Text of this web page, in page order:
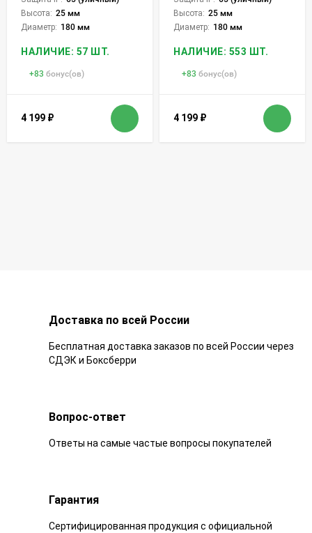
Высота: 25 мм
Диаметр: 180 мм
НАЛИЧИЕ: 57 ШТ.
+83 бонус(ов)
4 199 ₽
Высота: 25 мм
Диаметр: 180 мм
НАЛИЧИЕ: 553 ШТ.
+83 бонус(ов)
4 199 ₽
Доставка по всей России
Бесплатная доставка заказов по всей России через
СДЭК и Боксберри
Вопрос-ответ
Ответы на самые частые вопросы покупателей
Гарантия
Сертифицированная продукция с официальной